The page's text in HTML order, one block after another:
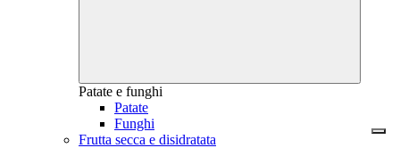
Patate e funghi
Patate
Funghi
Frutta secca e disidratata